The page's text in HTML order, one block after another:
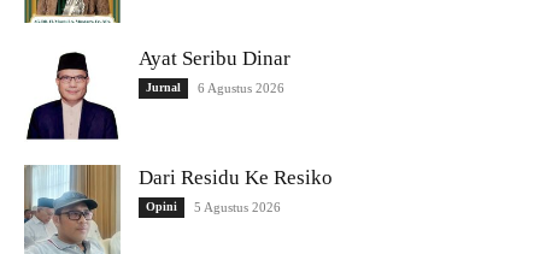
Ayat Seribu Dinar
Jurnal 6 Agustus 2026
Dari Residu Ke Resiko
Opini 5 Agustus 2026